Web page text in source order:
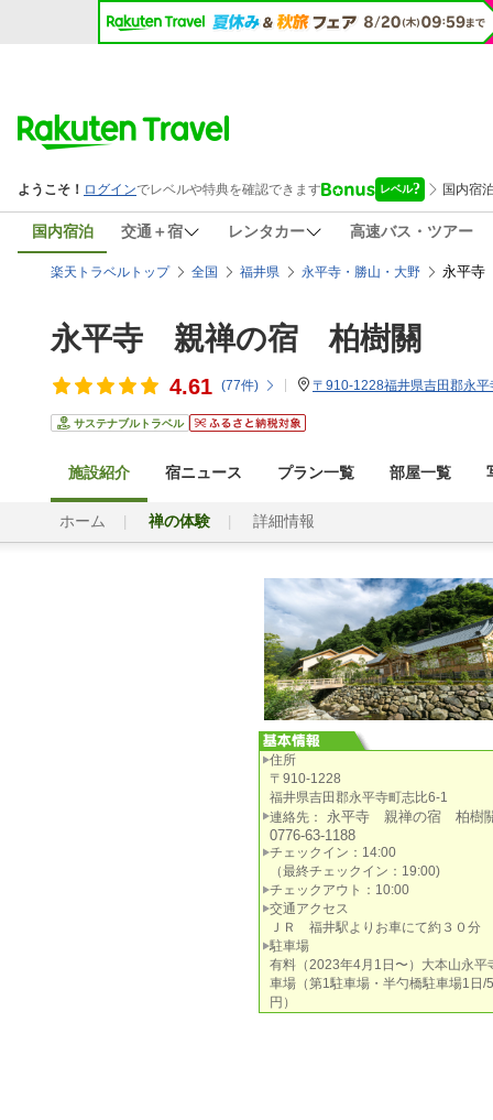
国内宿泊 交通＋宿 レンタカー 高速バス・ツアー
楽天トラベルトップ 全国 福井県 永平寺・勝山・大野 永平寺
永平寺 親禅の宿 柏樹關
4.61 (77件) 〒910-1228福井県吉田郡永
サステナブルトラベル
施設紹介 宿ニュース プラン一覧 部屋一覧
ホーム 禅の体験 詳細情報
住所
〒910-1228
福井県吉田郡永平寺町志比6-1
連絡先：
永平寺 親禅の宿 柏樹
0776-63-1188
チェックイン：14:00
（最終チェックイン：19:00)
チェックアウト：10:00
交通アクセス
ＪＲ 福井駅よりお車にて約３０分
駐車場
有料（2023年4月1日〜）大本山永平
車場（第1駐車場・半勺橋駐車場1日/
円）